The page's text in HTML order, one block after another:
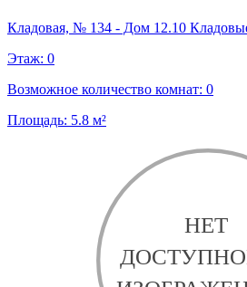
Кладовая, № 134 - Дом 12.10
Этаж: 0
Возможное количество комнат: 0
Площадь: 5.8 м²